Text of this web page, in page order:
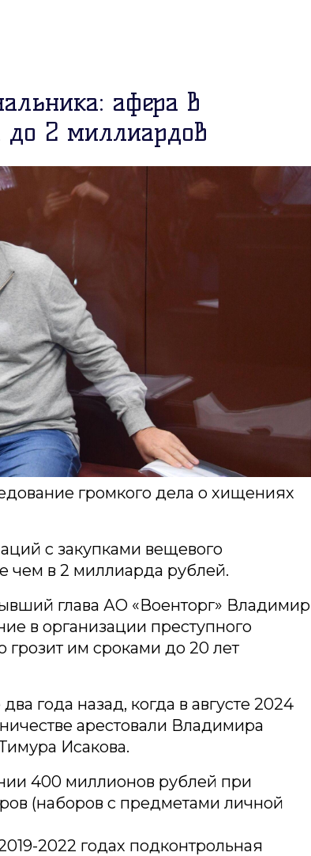
афера в
до 2 миллиардов
громкого дела о хищениях
с закупками вещевого
чем в 2 миллиарда рублей.
глава АО «Военторг» Владимир
в организации преступного
грозит им сроками до 20 лет
года назад, когда в августе 2024
арестовали Владимира
Исакова.
400 миллионов рублей при
(наборов с предметами личной
2022 годах подконтрольная